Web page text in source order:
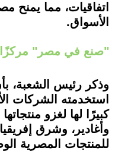
اتفاقيات، مما يمنح
الأسواق.
"صنع في مصر" مركزًا
وذكر رئيس الشعبة،
استخدمته الشركات
كبيرًا لها لغزو
وأغادير، وشرق